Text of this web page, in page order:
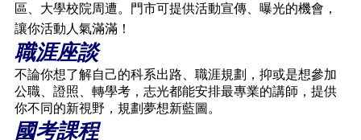
區、大學校院周遭。門市可提供活動宣傳、曝光的機會，
讓你活動人氣滿滿！
職涯座談
不論你想了解自己的科系出路、職涯規劃，抑或是想參加
公職、證照、轉學考，志光都能安排最專業的講師，提供
你不同的新視野，規劃夢想新藍圖。
國考課程